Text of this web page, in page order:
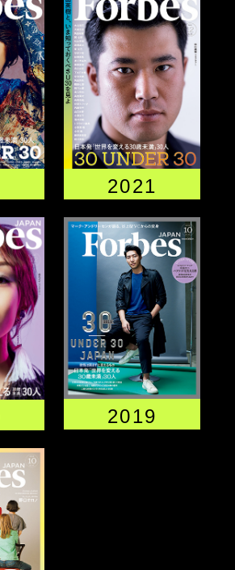
2021
2019